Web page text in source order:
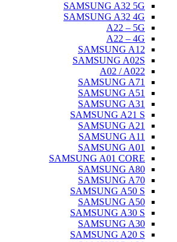
SAMSUNG A32 5G
SAMSUNG A32 4G
A22 – 5G
A22 – 4G
SAMSUNG A12
SAMSUNG A02S
A02 / A022
SAMSUNG A71
SAMSUNG A51
SAMSUNG A31
SAMSUNG A21 S
SAMSUNG A21
SAMSUNG A11
SAMSUNG A01
SAMSUNG A01 CORE
SAMSUNG A80
SAMSUNG A70
SAMSUNG A50 S
SAMSUNG A50
SAMSUNG A30 S
SAMSUNG A30
SAMSUNG A20 S